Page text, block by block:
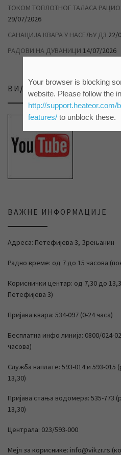
ТОКОМ ТОПЛОТНОГ ТАЛАСА
29/07/2026
САНАЦИЈА КВАРА У НАСЕЉУ Д3 22/
РАДОВИ НА ДУВАНИЦИ 14/07/2026
ВИДЕО ПРИЛОЗИ НА
ВАЖНЕ ИНФОРМАЦИЈЕ
Адреса: Петефијева 3, Зрењанин
Радно време: од 7 до 15 часова
Кориснички центар: од 7,30 до
Петефијева 3)
Пријава квара: 534-097 (0-24 часа)
Бесплатна инфо линија: 0800/024-
часова)
Служба наплате: 593-014 и 593-
13,30)
Пријава стања водомера: 535-773
13,30)
Централа: 023/593-000
Мејл за кориснике: info@vikzr.rs
Your browser is blocking
website. Please follow the
http://
features/to unblock these.